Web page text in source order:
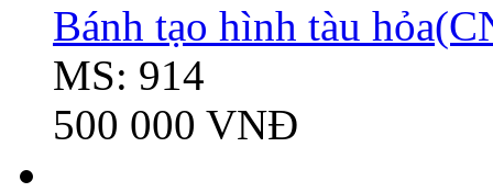
Bánh tạo hình tàu
MS: 914
500 000 VNĐ